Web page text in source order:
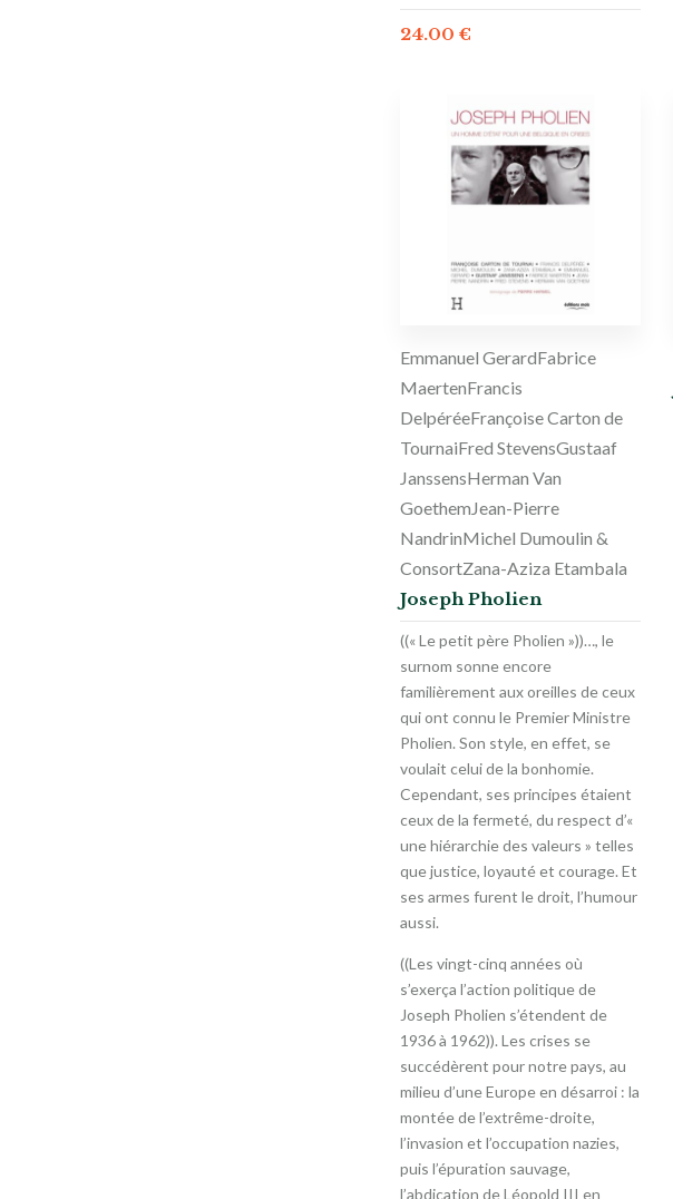
24.00 €
Emmanuel GerardFabrice
MaertenFrancis
DelpéréeFrançoise Carton de
TournaiFred StevensGustaaf
JanssensHerman Van
Goethem Jean-Pierre
NandrinMichel Dumoulin &
ConsortZana-Aziza Etambala
Joseph Pholien
((« Le petit père Pholien »))…, le
surnom sonne encore
familièrement aux oreilles de ceux
qui ont connu le Premier Ministre
Pholien. Son style, en effet, se
voulait celui de la bonhomie.
Cependant, ses principes étaient
ceux de la fermeté, du respect d’«
une hiérarchie des valeurs » telles
que justice, loyauté et courage. Et
ses armes furent le droit, l’humour
aussi.
((Les vingt-cinq années où
s’exerça l’action politique de
Joseph Pholien s’étendent de
1936 à 1962)). Les crises se
succédèrent pour notre pays, au
milieu d’une Europe en désarroi : la
montée de l’extrême-droite,
l’invasion et l’occupation nazies,
puis l’épuration sauvage,
l’abdication de Léopold III en